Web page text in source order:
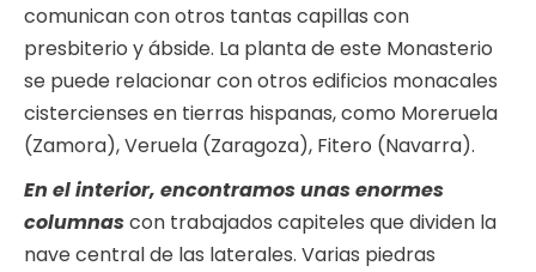
comunican con otros tantas capillas con
presbiterio y ábside. La planta de este Monasterio
se puede relacionar con otros edificios monacales
cistercienses en tierras hispanas, como Moreruela
(Zamora), Veruela (Zaragoza), Fitero (Navarra).
En el interior, encontramos unas enormes
columnascon trabajados capiteles que dividen la
nave central de las laterales. Varias piedras